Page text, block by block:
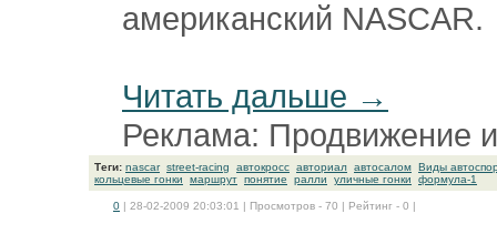
американский NASCAR.
Читать дальше →
Реклама: Продвижение
Теги: nascar street-racing автокросс авториал автосалом Виды
кольцевые гонки
маршрут понятие ралли уличные гонки формула-1
0 | 28-02-2009 20:03:01 | Просмотров - 70 | Рейтинг - 0 |